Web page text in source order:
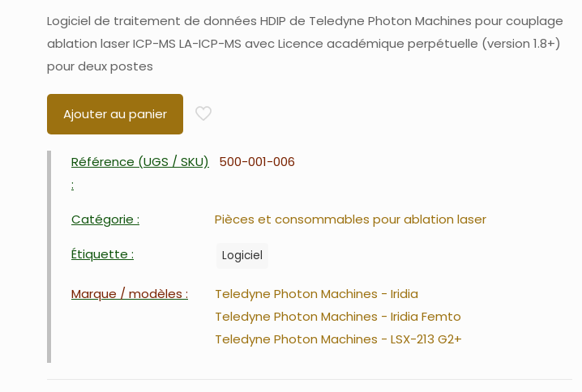
Logiciel de traitement de données HDIP de Teledyne Photon Machines pour couplage
ablation laser ICP-MS LA-ICP-MS avec Licence académique perpétuelle (version 1.8+)
pour deux postes
Ajouter au panier
Référence (UGS / SKU)
:
500-001-006
Catégorie : Pièces et consommables pour ablation laser
Étiquette : Logiciel
Marque / modèles :
Teledyne Photon Machines - Iridia
Teledyne Photon Machines - Iridia Femto
Teledyne Photon Machines - LSX-213 G2+